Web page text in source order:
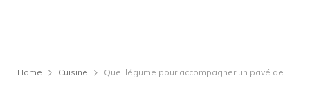
Home Cuisine Quel légume pour accompagner un pavé de saumon ?